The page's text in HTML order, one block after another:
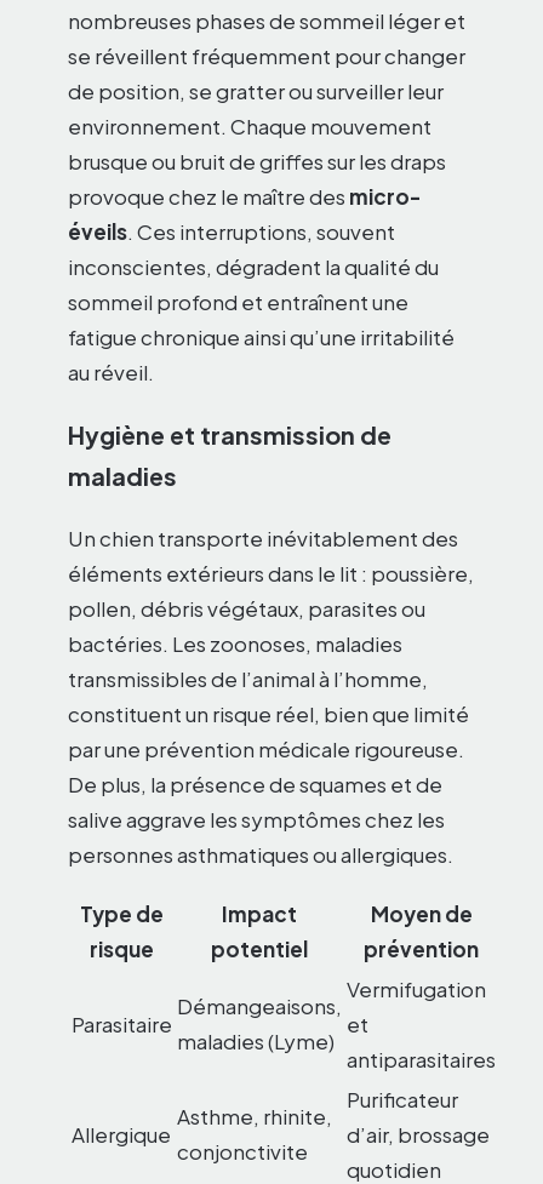
nombreuses phases de sommeil léger et
se réveillent fréquemment pour changer
de position, se gratter ou surveiller leur
environnement. Chaque mouvement
brusque ou bruit de griffes sur les draps
provoque chez le maître des micro-
éveils. Ces interruptions, souvent
inconscientes, dégradent la qualité du
sommeil profond et entraînent une
fatigue chronique ainsi qu’une irritabilité
au réveil.
Hygiène et transmission de
maladies
Un chien transporte inévitablement des
éléments extérieurs dans le lit : poussière,
pollen, débris végétaux, parasites ou
bactéries. Les zoonoses, maladies
transmissibles de l’animal à l’homme,
constituent un risque réel, bien que limité
par une prévention médicale rigoureuse.
De plus, la présence de squames et de
salive aggrave les symptômes chez les
personnes asthmatiques ou allergiques.
Type de
risque
Impact
potentiel
Moyen de
prévention
Parasitaire
Démangeaisons,
maladies (Lyme)
Vermifugation
et
antiparasitaires
Allergique
Asthme, rhinite,
conjonctivite
Purificateur
d’air, brossage
quotidien